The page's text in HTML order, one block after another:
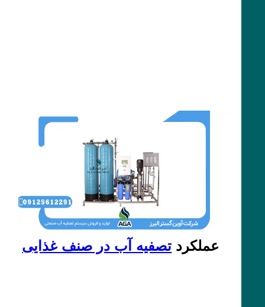
عملکرد تصفیه آب در صنف غذایی